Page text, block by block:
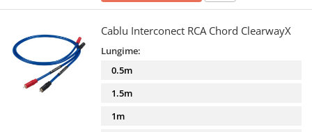
Cablu Interconect RCA Chord ClearwayX
Lungime:
0.5m
1.5m
1m